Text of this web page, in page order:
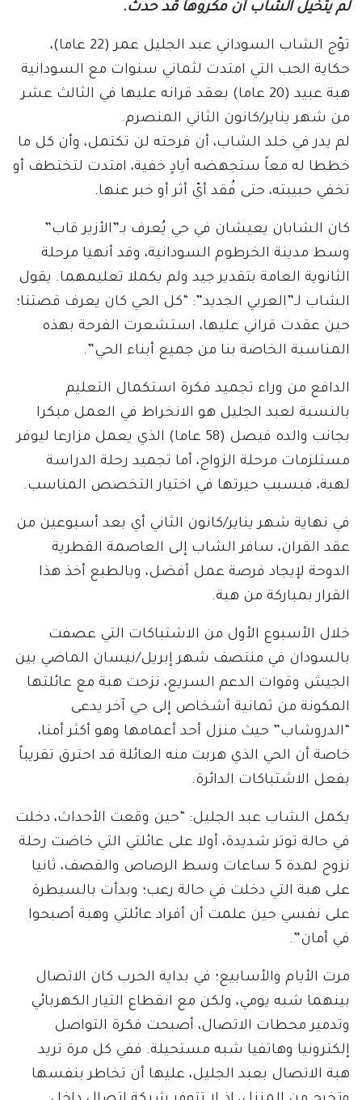
لم يتخيل الشاب أن مكروها قد حدث.
توّج الشاب السوداني عبد الجليل عمر (22 عاما)،
حكاية الحب التي امتدت لثماني سنوات مع السودانية
هبة عبيد (20 عاما) بعقد قرانه عليها في الثالث عشر
من شهر يناير/كانون الثاني المنصرم.
لم يدر في خلد الشاب، أن فرحته لن تكتمل، وأن كل ما
خططا له معاً ستجهضه أيادٍ خفية، امتدت لتختطف أو
تخفي حبيبته، حتى فُقد أيّ أثر أو خبر عنها.
كان الشابان يعيشان في حي يُعرف بـ”الأزير قاب”
وسط مدينة الخرطوم السودانية، وقد أنهيا مرحلة
الثانوية العامة بتقدير جيد ولم يكملا تعليمهما. يقول
الشاب لـ”العربي الجديد”: “كل الحي كان يعرف قصتنا؛
حين عقدت قراني عليها، استشعرت الفرحة بهذه
المناسبة الخاصة بنا من جميع أبناء الحي”.
الدافع من وراء تجميد فكرة استكمال التعليم
بالنسبة لعبد الجليل هو الانخراط في العمل مبكرا
بجانب والده فيصل (58 عاما) الذي يعمل مزارعا ليوفر
مستلزمات مرحلة الزواج، أما تجميد رحلة الدراسة
لهبة، فبسبب حيرتها في اختيار التخصص المناسب.
في نهاية شهر يناير/كانون الثاني أي بعد أسبوعين من
عقد القران، سافر الشاب إلى العاصمة القطرية
الدوحة لإيجاد فرصة عمل أفضل، وبالطبع أخذ هذا
القرار بمباركة من هبة.
خلال الأسبوع الأول من الاشتباكات التي عصفت
بالسودان في منتصف شهر إبريل/نيسان الماضي بين
الجيش وقوات الدعم السريع، نزحت هبة مع عائلتها
المكونة من ثمانية أشخاص إلى حي آخر يدعى
“الدروشاب” حيث منزل أحد أعمامها وهو أكثر أمنا،
خاصة أن الحي الذي هربت منه العائلة قد احترق تقريباً
بفعل الاشتباكات الدائرة.
يكمل الشاب عبد الجليل: “حين وقعت الأحداث، دخلت
في حالة توتر شديدة، أولا على عائلتي التي خاضت رحلة
نزوح لمدة 5 ساعات وسط الرصاص والقصف، ثانيا
على هبة التي دخلت في حالة رعب؛ وبدأت بالسيطرة
على نفسي حين علمت أن أفراد عائلتي وهبة أصبحوا
في أمان”.
مرت الأيام والأسابيع؛ في بداية الحرب كان الاتصال
بينهما شبه يومي، ولكن مع انقطاع التيار الكهربائي
وتدمير محطات الاتصال، أصبحت فكرة التواصل
إلكترونيا وهاتفيا شبه مستحيلة. ففي كل مرة تريد
هبة الاتصال بعبد الجليل، عليها أن تخاطر بنفسها